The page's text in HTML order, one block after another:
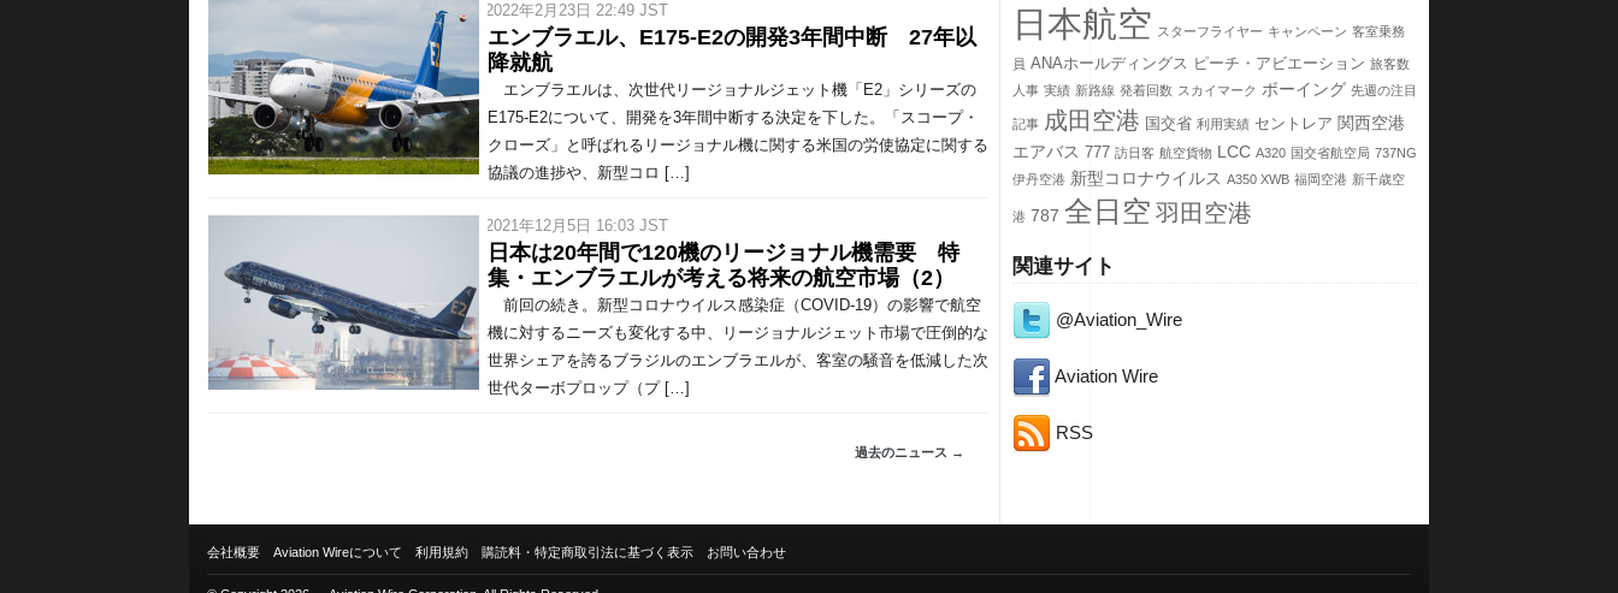
日本航空 スターフライヤー キャンペーン 客室乗務
員 ANAホールディングス ピーチ・アビエーション 旅客数
人事 実績 新路線 発着回数 スカイマーク ボーイング 先週の注目
記事 成田空港 国交省 利用実績 セントレア 関西空港
エアバス 777 訪日客 航空貨物 LCC A320 国交省航空局 737NG
伊丹空港 新型コロナウイルス A350 XWB 福岡空港 新千歳空
港 787 全日空 羽田空港
関連サイト
@Aviation_Wire
Aviation Wire
RSS
/ 2022年2月23日 22:49 JST
エンブラエル、E175-E2の開発3年間中断 27年以
降就航
エンブラエルは、次世代リージョナルジェット機「E2」シリーズの
E175-E2について、開発を3年間中断する決定を下した。「スコープ・
クローズ」と呼ばれるリージョナル機に関する米国の労使協定に関する
協議の進捗や、新型コロ […]
/ 2021年12月5日 16:03 JST
日本は20年間で120機のリージョナル機需要 特
集・エンブラエルが考える将来の航空市場（2）
前回の続き。新型コロナウイルス感染症（COVID-19）の影響で航空
機に対するニーズも変化する中、リージョナルジェット市場で圧倒的な
世界シェアを誇るブラジルのエンブラエルが、客室の騒音を低減した次
世代ターボプロップ（プ […]
過去のニュース →
会社概要 Aviation Wireについて 利用規約 購読料・特定商取引法に基づく表示 お問い合わせ